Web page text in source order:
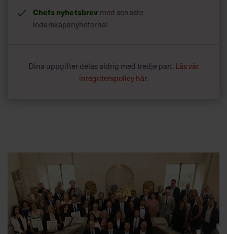
Chefs nyhetsbrev med senaste
ledarskapsnyheterna!
Dina uppgifter delas aldrig med tredje part. Läs vår
integritetspolicy här.